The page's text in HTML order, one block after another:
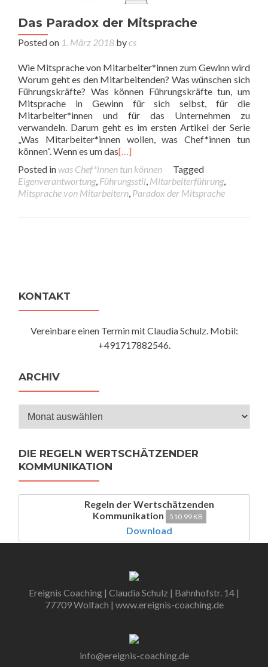
Das Paradox der Mitsprache
Posted on 1. März 2018 bycs
Wie Mitsprache von Mitarbeiter*innen zum Gewinn wird
Worum geht es den Mitarbeitenden? Was wünschen sich
Führungskräfte? Was können Führungskräfte tun, um
Mitsprache in Gewinn für sich selbst, für die
Mitarbeiter*innen und für das Unternehmen zu
verwandeln. Darum geht es im ersten Artikel der Serie
„Was Mitarbeiter*innen wollen, was Chef*innen tun
können“. Wenn es um das[…]
Posted in was Chef*innen tun können
Tagged
Eigenverantwortung, Führungsstil, Mitarbeiterführung,
Mitsprache von Mitarbeitern, Paradox der Mitsprache
KONTAKT
Vereinbare einen Termin mit Claudia Schulz. Mobil:
+491717882546.
ARCHIV
Archiv
DIE REGELN WERTSCHÄTZENDER
KOMMUNIKATION
Regeln der Wertschätzenden
Kommunikation
510.99 KB
Download
Ereignis Coaching | Claudia Schulz | Bahnhofstr. 14 |
77709 Wolfach | www.ereignis-coaching.de
info@ereignis-coaching.de